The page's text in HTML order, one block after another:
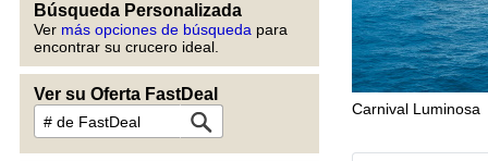
Búsqueda Personalizada
Ver más opciones de búsqueda para
encontrar su crucero ideal.
Ver su Oferta FastDeal
Carnival Luminosa